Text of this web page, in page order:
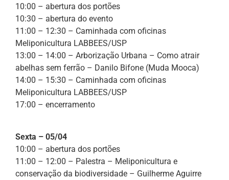
10:00 – abertura dos portões
10:30 – abertura do evento
11:00 – 12:30 – Caminhada com oficinas
Meliponicultura LABBEES/USP
13:00 – 14:00 – Arborização Urbana – Como atrair
abelhas sem ferrão – Danilo Bifone (Muda Mooca)
14:00 – 15:30 – Caminhada com oficinas
Meliponicultura LABBEES/USP
17:00 – encerramento
Sexta – 05/04
10:00 – abertura dos portões
11:00 – 12:00 – Palestra – Meliponicultura e
conservação da biodiversidade – Guilherme Aguirre